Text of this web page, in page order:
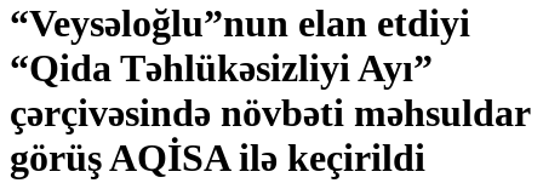
“Veysəloğlu”nun elan etdiyi
“Qida Təhlükəsizliyi Ayı”
çərçivəsində növbəti məhsuldar
görüş AQİSA ilə keçirildi